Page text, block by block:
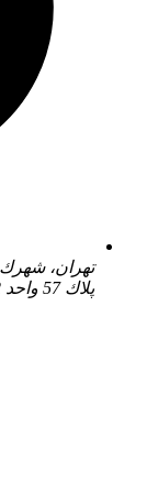
تهران،
پلاك 57 واحد 2